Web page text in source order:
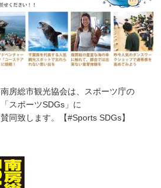
南房総市観光協会は、スポーツ庁の
「スポーツSDGs」に
賛同致します。【#Sports SDGs】